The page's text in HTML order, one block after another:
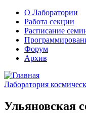
О Лаборатории
Работа секции
Расписание
Форум
Архив
Лаборатория
Ульяновская